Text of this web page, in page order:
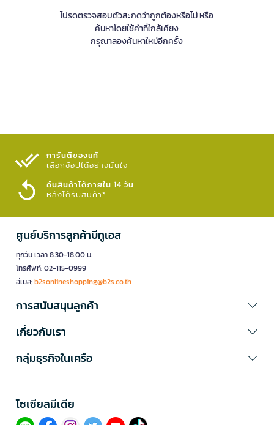
โปรดตรวจสอบตัวสะกดว่าถูกต้องหรือไม่ หรือ
ค้นหาโดยใช้คำที่ใกล้เคียง
กรุณาลองค้นหาใหม่อีกครั้ง
การันตีของแท้
เลือกช้อปได้อย่างมั่นใจ​
คืนสินค้าได้ภายใน 14 วัน
หลังได้รับสินค้า*
ศูนย์บริการลูกค้าบีทูเอส
ทุกวัน เวลา 8.30-18.00 น.
โทรศัพท์: 02-115-0999
อีเมล:b2sonlineshopping@b2s.co.th
การสนับสนุนลูกค้า
เกี่ยวกับเรา
กลุ่มธุรกิจในเครือ
โซเซียลมีเดีย​